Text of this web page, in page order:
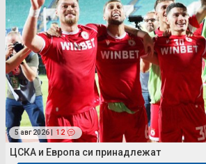
5 авг 2026 | 12
ЦСКА и Европа си принадлежат